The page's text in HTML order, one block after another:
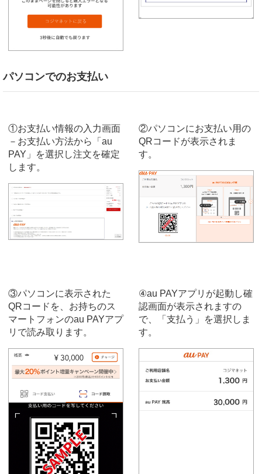
パソコンでのお支払い
①お支払い情報の入力画面
－お支払い方法から「au
PAY」を選択し注文を確定
します。
②パソコンにお支払い用の
QRコードが表示されま
す。
③パソコンに表示された
QRコードを、お持ちのス
マートフォンのau PAYアプ
リで読み取ります。
④au PAYアプリが起動し確
認画面が表示されますの
で、「支払う」を選択しま
す。